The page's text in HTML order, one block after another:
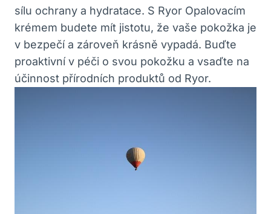
sílu ochrany a hydratace. S Ryor Opalovacím
krémem budete mít jistotu, že vaše pokožka je
v bezpečí a zároveň krásně vypadá. Buďte
proaktivní v péči o svou pokožku a vsaďte na
účinnost přírodních produktů od Ryor.